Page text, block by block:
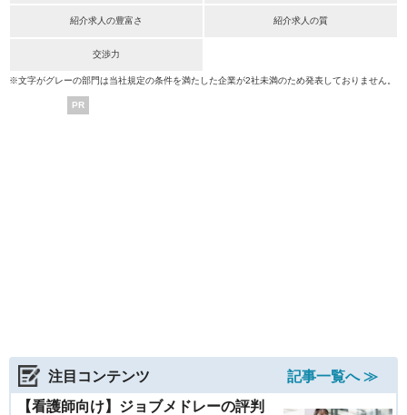
紹介求人の豊富さ 紹介求人の質
交渉力
※文字がグレーの部門は当社規定の条件を満たした企業が2社未満のため発表しておりません。
PR
注目コンテンツ
記事一覧へ ≫
【看護師向け】ジョブメドレーの評判